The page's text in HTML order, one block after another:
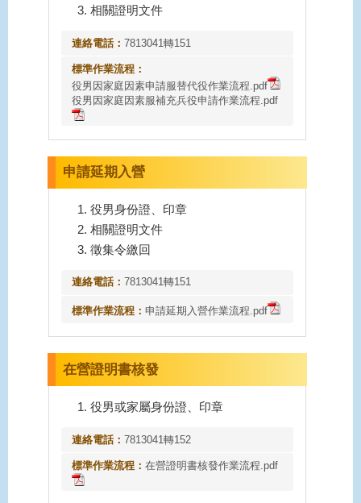
相關證明文件
連絡電話：7813041轉151
標準作業流程：
役男因家庭因素申請服替代役作業流程.pdf
役男因家庭因素服補充兵役申請作業流程.pdf
申請延期入營
役男身份證、印章
相關證明文件
徵集令繳回
連絡電話：7813041轉151
標準作業流程：申請延期入營作業流程.pdf
在營證明書核發
役男或家屬身份證、印章
連絡電話：7813041轉152
標準作業流程：在營證明書核發作業流程.pdf